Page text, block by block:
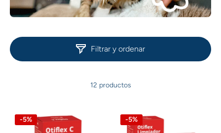
Filtrar y ordenar
12 productos
-5% -5%